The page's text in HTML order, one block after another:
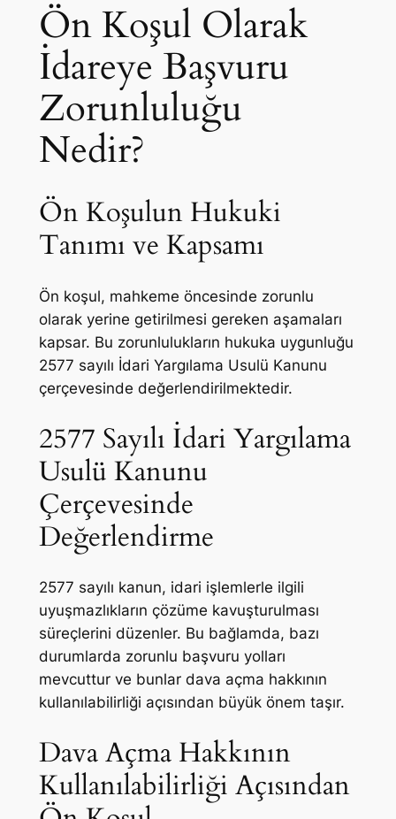
Ön Koşul Olarak
İdareye Başvuru
Zorunluluğu
Nedir?
Ön Koşulun Hukuki
Tanımı ve Kapsamı
Ön koşul, mahkeme öncesinde zorunlu
olarak yerine getirilmesi gereken aşamaları
kapsar. Bu zorunlulukların hukuka uygunluğu
2577 sayılı İdari Yargılama Usulü Kanunu
çerçevesinde değerlendirilmektedir.
2577 Sayılı İdari Yargılama
Usulü Kanunu
Çerçevesinde
Değerlendirme
2577 sayılı kanun, idari işlemlerle ilgili
uyuşmazlıkların çözüme kavuşturulması
süreçlerini düzenler. Bu bağlamda, bazı
durumlarda zorunlu başvuru yolları
mevcuttur ve bunlar dava açma hakkının
kullanılabilirliği açısından büyük önem taşır.
Dava Açma Hakkının
Kullanılabilirliği Açısından